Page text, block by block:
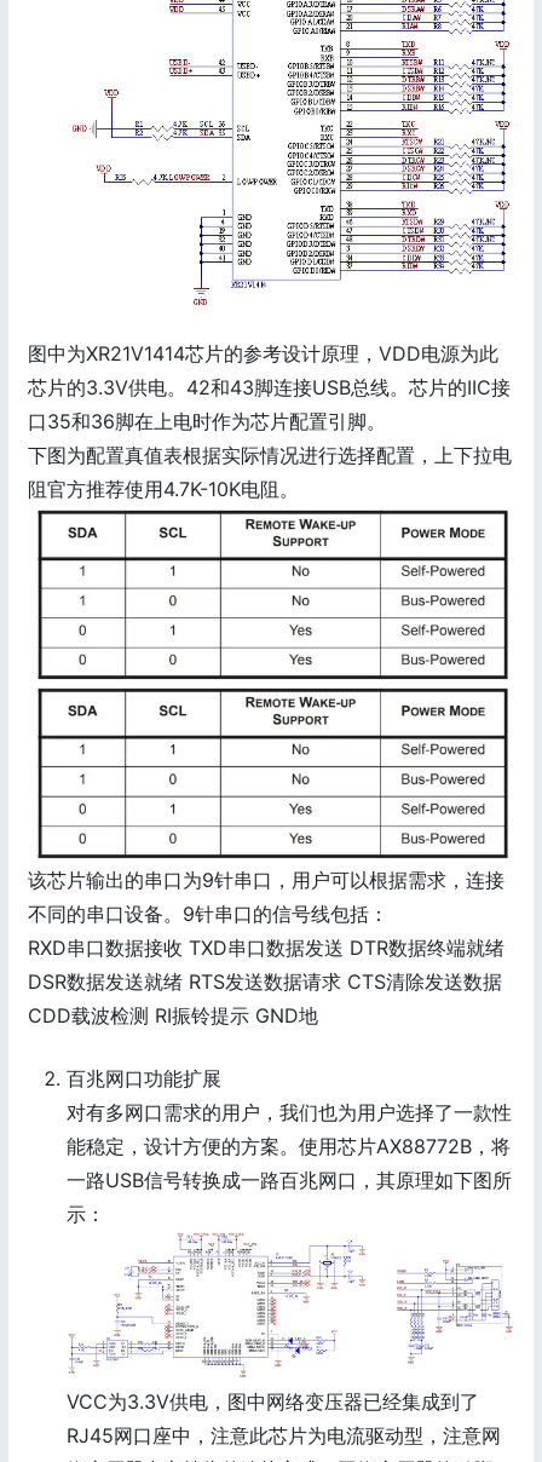
图中为XR21V1414芯片的参考设计原理，VDD电源为此
芯片的3.3V供电。42和43脚连接USB总线。芯片的IIC接
口35和36脚在上电时作为芯片配置引脚。
下图为配置真值表根据实际情况进行选择配置，上下拉电
阻官方推荐使用4.7K-10K电阻。
该芯片输出的串口为9针串口，用户可以根据需求，连接
不同的串口设备。9针串口的信号线包括：
RXD串口数据接收 TXD串口数据发送 DTR数据终端就绪
DSR数据发送就绪 RTS发送数据请求 CTS清除发送数据
CDD载波检测 RI振铃提示 GND地
百兆网口功能扩展
对有多网口需求的用户，我们也为用户选择了一款性
能稳定，设计方便的方案。使用芯片AX88772B，将
一路USB信号转换成一路百兆网口，其原理如下图所
示：
VCC为3.3V供电，图中网络变压器已经集成到了
RJ45网口座中，注意此芯片为电流驱动型，注意网